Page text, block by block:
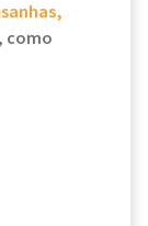
como